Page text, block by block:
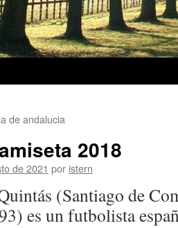
de andalucia
2018
de 2021 por istern
(Santiago de
es un futbolista